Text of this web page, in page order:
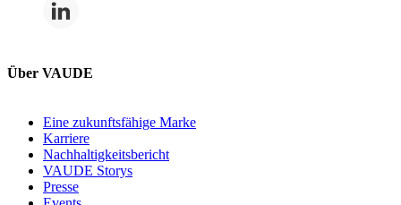
Über VAUDE
Eine zukunftsfähige Marke
Karriere
Nachhaltigkeitsbericht
VAUDE Storys
Presse